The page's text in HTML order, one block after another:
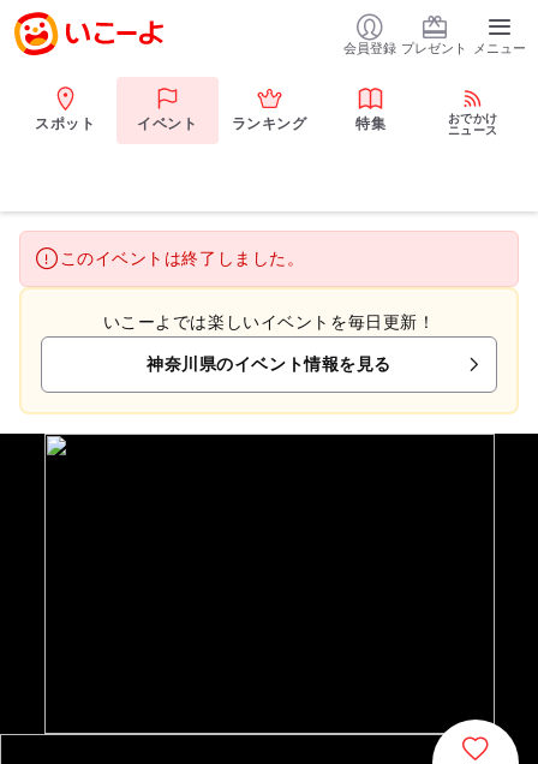
会員登録 プレゼント メニュー
スポット イベント ランキング 特集
おでかけ
ニュース
このイベントは終了しました。
いこーよでは楽しいイベントを毎日更新！
神奈川県のイベント情報を見る